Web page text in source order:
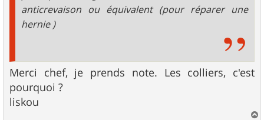
anticrevaison ou équivalent (pour réparer une
hernie )
Merci chef, je prends note. Les colliers, c'est
pourquoi ?
liskou